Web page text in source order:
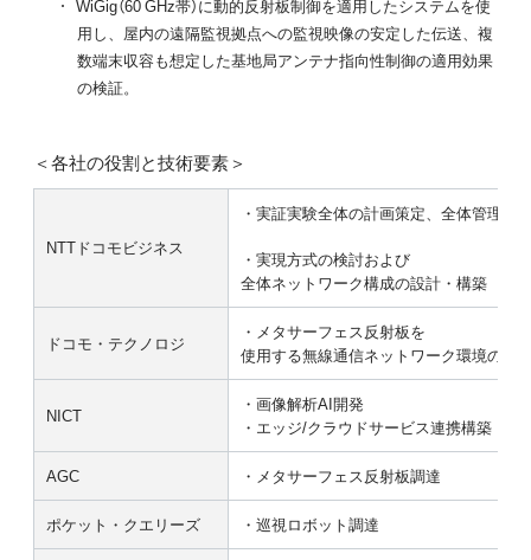
WiGig（60 GHz帯）に動的反射板制御を適用したシステムを使
用し、屋内の遠隔監視拠点への監視映像の安定した伝送、複
数端末収容も想定した基地局アンテナ指向性制御の適用効果
の検証。
＜各社の役割と技術要素＞
NTTドコモビジネス
・実証実験全体の計画策定、全体管理
・実現方式の検討および
全体ネットワーク構成の設計・構築
ドコモ・テクノロジ
・メタサーフェス反射板を
使用する無線通信ネットワーク環境の構
NICT
・画像解析AI開発
・エッジ/クラウドサービス連携構築
AGC ・メタサーフェス反射板調達
ポケット・クエリーズ ・巡視ロボット調達